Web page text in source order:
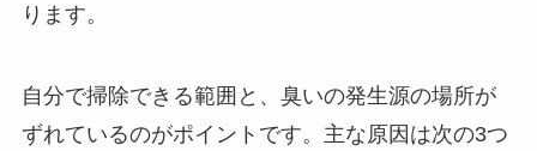
ります。
自分で掃除できる範囲と、臭いの発生源の場所が
ずれているのがポイントです。主な原因は次の3つ